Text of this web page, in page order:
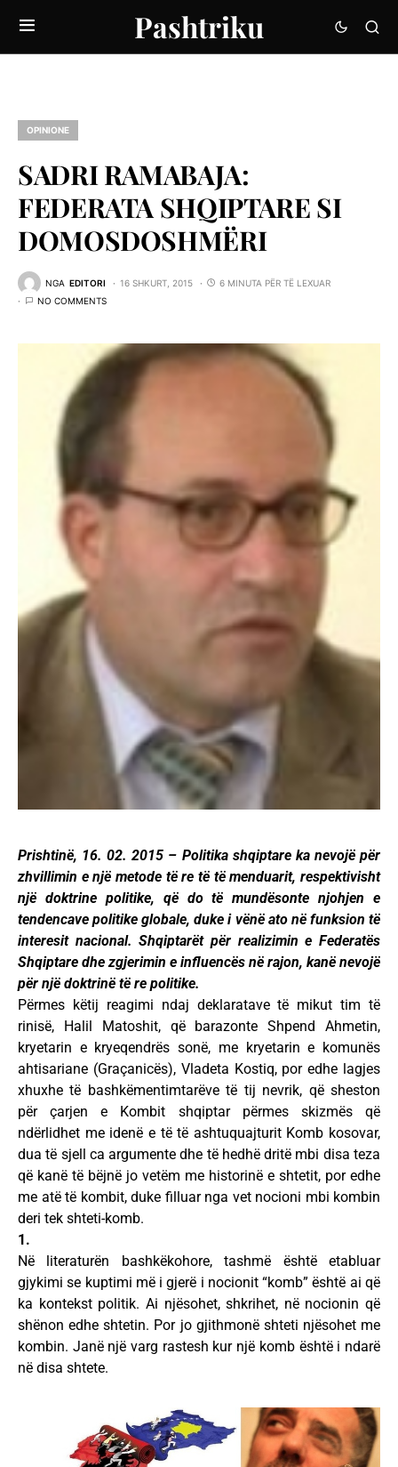
Pashtriku
OPINIONE
SADRI RAMABAJA:
FEDERATA SHQIPTARE SI
DOMOSDOSHMËRI
NGA EDITORI 16 SHKURT, 2015
6 MINUTA PËR TË LEXUAR
NO COMMENTS
Prishtinë, 16. 02. 2015 – Politika shqiptare ka nevojë për
zhvillimin e një metode të re të të menduarit, respektivisht
një doktrine politike, që do të mundësonte njohjen e
tendencave politike globale, duke i vënë ato në funksion të
interesit nacional. Shqiptarët për realizimin e Federatës
Shqiptare dhe zgjerimin e influencës në rajon, kanë nevojë
për një doktrinë të re politike.
Përmes këtij reagimi ndaj deklaratave të mikut tim të
rinisë, Halil Matoshit, që barazonte Shpend Ahmetin,
kryetarin e kryeqendrës sonë, me kryetarin e komunës
ahtisariane (Graçanicës), Vladeta Kostiq, por edhe lagjes
xhuxhe të bashkëmentimtarëve të tij nevrik, që sheston
për çarjen e Kombit shqiptar përmes skizmës që
ndërlidhet me idenë e të të ashtuquajturit Komb kosovar,
dua të sjell ca argumente dhe të hedhë dritë mbi disa teza
që kanë të bëjnë jo vetëm me historinë e shtetit, por edhe
me atë të kombit, duke filluar nga vet nocioni mbi kombin
deri tek shteti-komb.
1.
Në literaturën bashkëkohore, tashmë është etabluar
gjykimi se kuptimi më i gjerë i nocionit “komb” është ai që
ka kontekst politik. Ai njësohet, shkrihet, në nocionin që
shënon edhe shtetin. Por jo gjithmonë shteti njësohet me
kombin. Janë një varg rastesh kur një komb është i ndarë
në disa shtete.